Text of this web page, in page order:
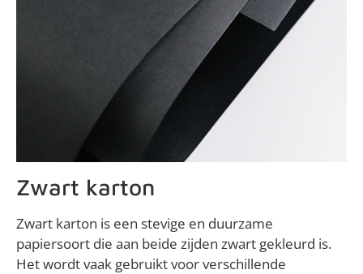
Zwart karton
Zwart karton is een stevige en duurzame
papiersoort die aan beide zijden zwart gekleurd is.
Het wordt vaak gebruikt voor verschillende